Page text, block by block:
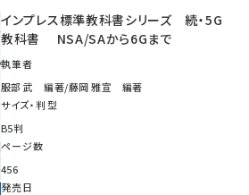
インプレス標準教科書シリーズ 続・5G
教科書 NSA/SAから6Gまで
執筆者
服部 武 編著/藤岡 雅宣 編著
サイズ・判型
B5判
ページ数
456
発売日